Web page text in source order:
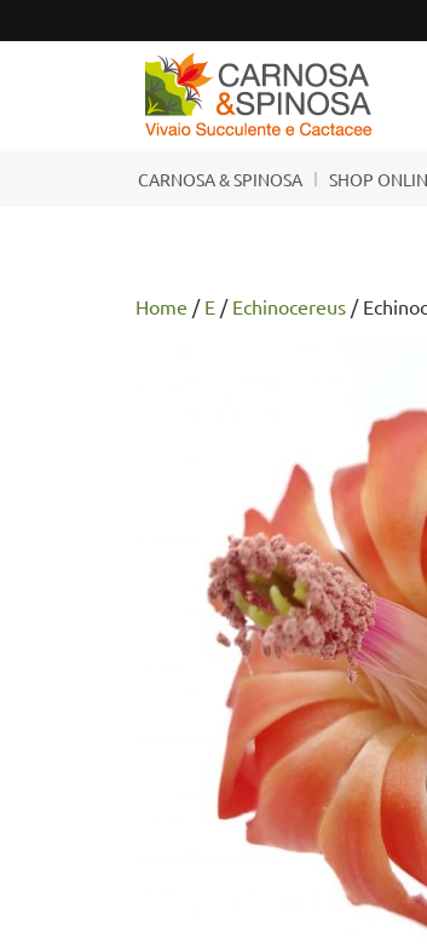
CARNOSA & SPINOSA SHOP
Home / E / Echinocereus /